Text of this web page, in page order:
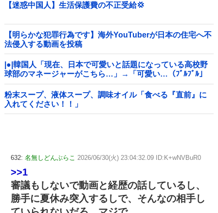
【迷惑中国人】生活保護費の不正受給💢
【明らかな犯罪行為です】海外YouTuberが日本の住宅へ不
法侵入する動画を投稿
|●|韓国人「現在、日本で可愛いと話題になっている高校野
球部のマネージャーがこちら…」→「可愛い…（ﾌﾞﾙﾌﾞﾙ」
＝韓国の反応
粉末スープ、液体スープ、調味オイル「食べる『直前』に
入れてください！！」
632: 名無しどんぶらこ 2026/06/30(火) 23:04:32.09 ID:K+wNVBuR0
>>1
審議もしないで動画と経歴の話しているし、
勝手に夏休み突入するしで、そんなの相手し